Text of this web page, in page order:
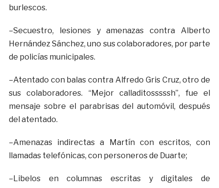
burlescos.
–Secuestro, lesiones y amenazas contra Alberto
Hernández Sánchez, uno sus colaboradores, por parte
de policías municipales.
–Atentado con balas contra Alfredo Gris Cruz, otro de
sus colaboradores. “Mejor calladitosssssh”, fue el
mensaje sobre el parabrisas del automóvil, después
del atentado.
–Amenazas indirectas a Martín con escritos, con
llamadas telefónicas, con personeros de Duarte;
–Libelos en columnas escritas y digitales de